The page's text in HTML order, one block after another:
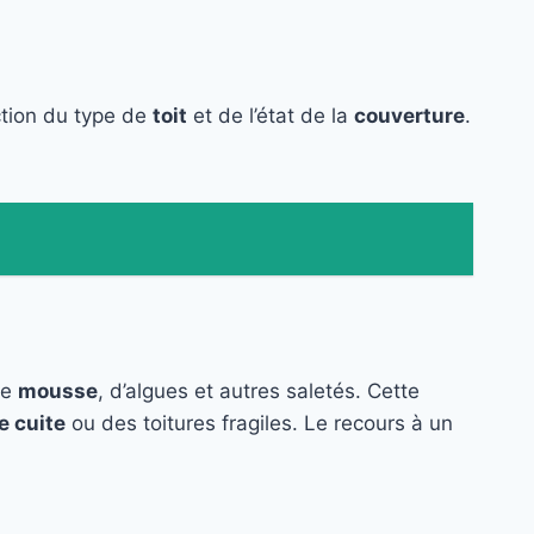
du type de toit et de l’état de la couverture.
mousse, d’algues et autres saletés. Cette
cuite ou des toitures fragiles. Le recours à un